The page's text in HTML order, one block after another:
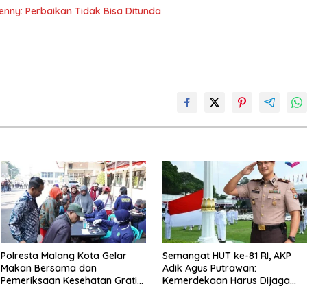
Perbaikan Tidak Bisa Ditunda
Polresta Malang Kota Gelar
Makan Bersama dan
Pemeriksaan Kesehatan Gratis,
Semangat HUT ke-81 RI, AKP
Adik Agus Putrawan:
Kemerdekaan Harus Dijaga